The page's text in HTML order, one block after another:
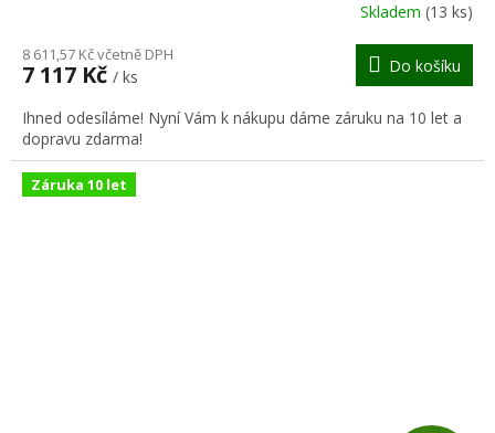
M
A
Skladem (13 ks)
8 611,57 Kč včetně DPH
7 117 Kč / ks
Do košíku
Ihned odesíláme! Nyní Vám k nákupu dáme záruku na 10 let a
dopravu zdarma!
Záruka 10 let